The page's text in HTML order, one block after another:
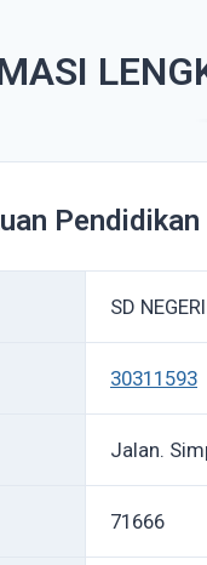
Pendidikan
SD
30311593
Jalan.
71666